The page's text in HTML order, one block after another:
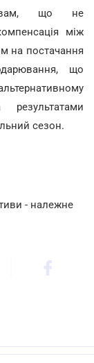
що не
між
на постачання
що
сезон.
- належне